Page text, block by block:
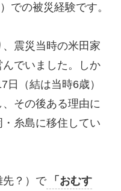
での被災経験です。
震災当時の米田家
でいました。しか
日（結は当時6歳）
その後ある理由に
糸島に移住してい
先？）で
「おむす